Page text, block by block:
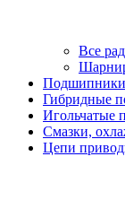
Все
Подшипники
Гибридные
Игольчатые
Смазки,
Цепи